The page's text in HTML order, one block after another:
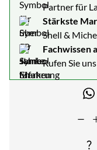
Partner für
Stärkste
Shell &
Fachwissen
Rufen Sie